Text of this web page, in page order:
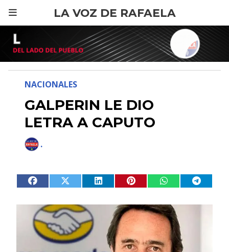
LA VOZ DE RAFAELA
GALPERIN LE DIO
LETRA A CAPUTO
NACIONALES
.